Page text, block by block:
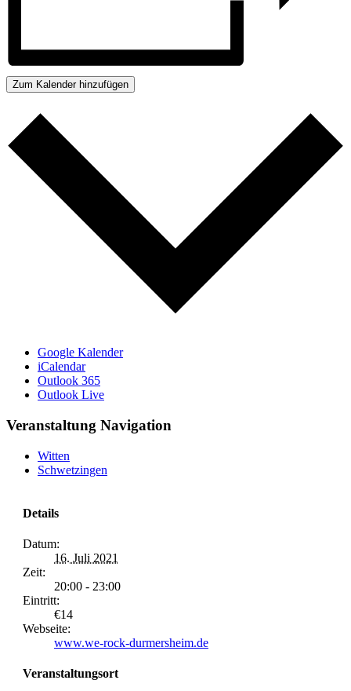
Zum Kalender hinzufügen
Google Kalender
iCalendar
Outlook 365
Outlook Live
Veranstaltung Navigation
Witten
Schwetzingen
Details
Datum:
16. Juli 2021
Zeit:
20:00 - 23:00
Eintritt:
€14
Webseite:
www.we-rock-durmersheim.de
Veranstaltungsort